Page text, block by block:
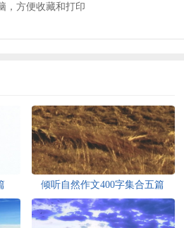
，方便收藏和打印
倾听自然作文400字集合五篇